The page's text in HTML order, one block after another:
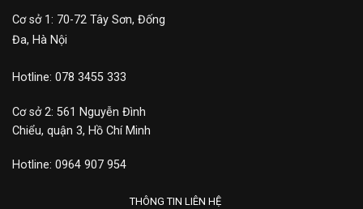
Cơ sở 1: 70-72 Tây Sơn, Đống
Đa, Hà Nội
Hotline: 078 3455 333
Cơ sở 2: 561 Nguyễn Đình
Chiểu, quận 3, Hồ Chí Minh
Hotline: 0964 907 954
THÔNG TIN LIÊN HỆ